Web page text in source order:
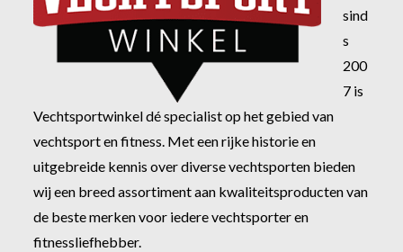
sind
s
200
7 is
Vechtsportwinkel dé specialist op het gebied van
vechtsport en fitness. Met een rijke historie en
uitgebreide kennis over diverse vechtsporten bieden
wij een breed assortiment aan kwaliteitsproducten van
de beste merken voor iedere vechtsporter en
fitnessliefhebber.